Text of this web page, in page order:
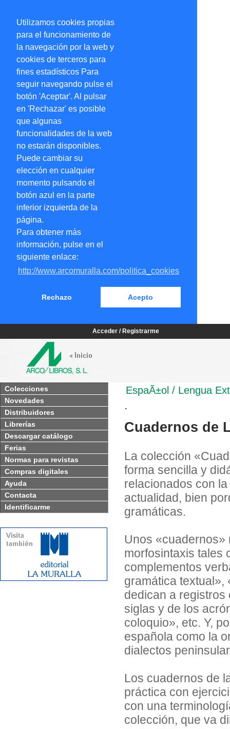
Utilizamos cookies propias
para el funcionamiento de
la navegación por la web y
cookies de terceros para
fines estadísticos Para
seguir navegando pulse el
botón 'Aceptar'. Al pulsar
en 'Rechazar' es posible
que algunas
funcionalidades de la web
no estarán disponibles.
Puede cambiar su
elección en cualquier
momento pulsando el
botón azul en la parte
inferior izquierda de la
página.
Para obtener más
información, pulse en el
siguiente enlace:
http://www.arcomuralla.com/politica_cookies
Rechazo Acepto
Acceder / Registrarme
Colecciones
Novedades
Distribuidores
Librerías
Descargar catálogo
Ferias
Normas para revistas
Compras digitales
Ayuda
Contacta
Identificarme
EspaÃ±ol / Lengua
.
Cuadernos de
La colección
forma sencilla y
relacionados con
actualidad, bien
gramáticas.
Unos «cuadernos»
morfosintaxis tales
complementos
gramática textual»,
dedican a
siglas y de los
coloquio», etc. Y,
española como la
dialectos
Los cuadernos de
práctica con
con una
colección, que va